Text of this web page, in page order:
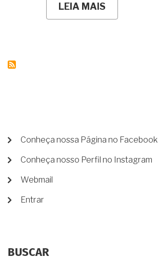
LEIA MAIS
MINHA
ELA
TEREI
DIREITO
À
MENU
CONTA
DE
Conheça nossa Página no Facebook
Conheça nosso Perfil no Instagram
Webmail
Entrar
BUSCAR